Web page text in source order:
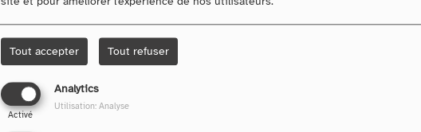
Tout accepter Tout refuser
Analytics
Activé
Utilisation: Analyse